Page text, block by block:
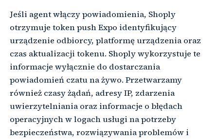
Jeśli agent włączy powiadomienia, Shoply
otrzymuje token push Expo identyfikujący
urządzenie odbiorcy, platformę urządzenia oraz
czas aktualizacji tokenu. Shoply wykorzystuje te
informacje wyłącznie do dostarczania
powiadomień czatu na żywo. Przetwarzamy
również czasy żądań, adresy IP, zdarzenia
uwierzytelniania oraz informacje o błędach
operacyjnych w logach usługi na potrzeby
bezpieczeństwa, rozwiązywania problemów i